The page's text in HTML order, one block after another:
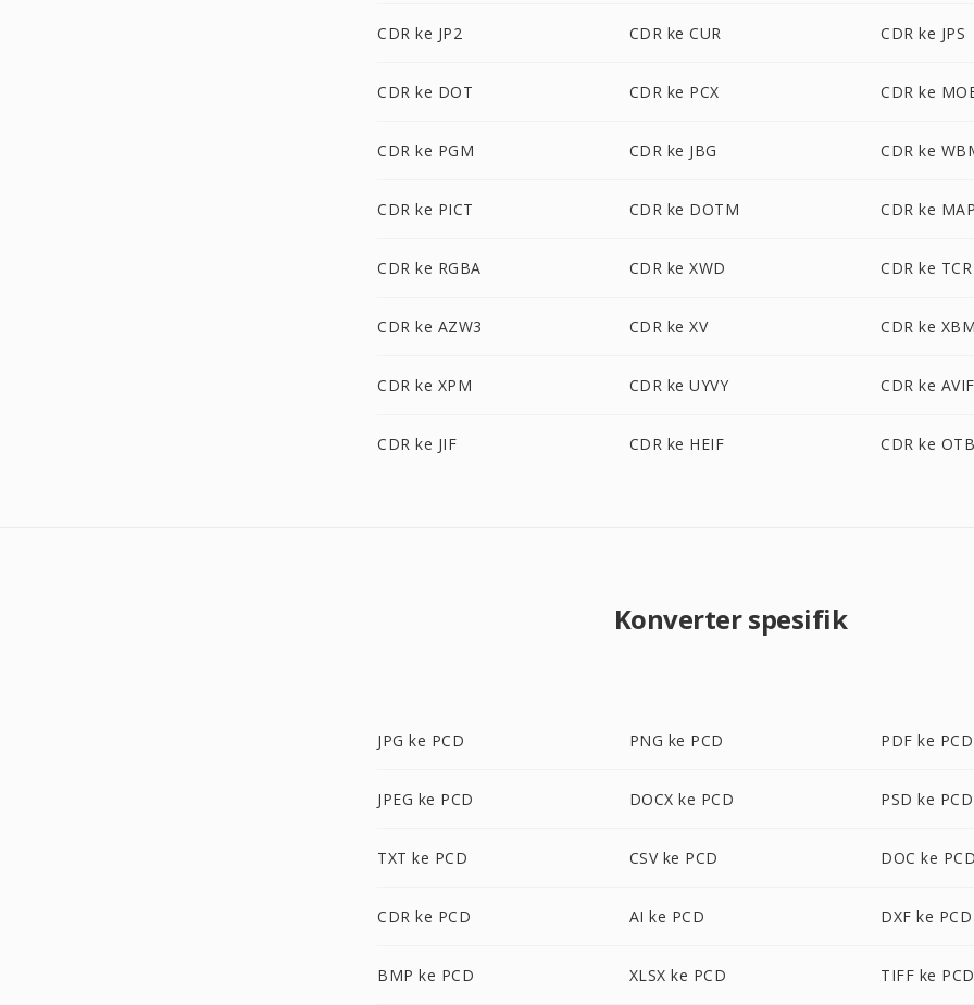
CDR ke JP2 CDR ke CUR CDR ke JPS
CDR ke DOT CDR ke PCX CDR ke
CDR ke PGM CDR ke JBG CDR ke
CDR ke PICT CDR ke DOTM CDR ke
CDR ke RGBA CDR ke XWD CDR ke TCR
CDR ke AZW3 CDR ke XV CDR ke
CDR ke XPM CDR ke UYVY CDR ke AVIF
CDR ke JIF CDR ke HEIF CDR ke
Konverter spesifik
JPG ke PCD PNG ke PCD PDF ke PCD
JPEG ke PCD DOCX ke PCD PSD ke PCD
TXT ke PCD CSV ke PCD DOC ke
CDR ke PCD AI ke PCD DXF ke PCD
BMP ke PCD XLSX ke PCD TIFF ke PCD